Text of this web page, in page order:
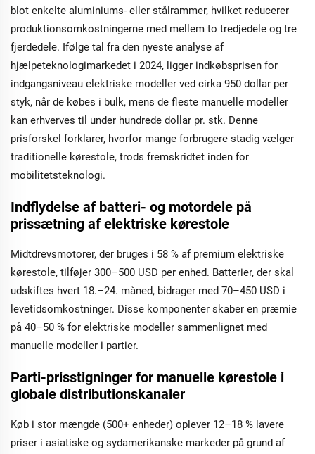
blot enkelte aluminiums- eller stålrammer, hvilket reducerer
produktionsomkostningerne med mellem to tredjedele og tre
fjerdedele. Ifølge tal fra den nyeste analyse af
hjælpeteknologimarkedet i 2024, ligger indkøbsprisen for
indgangsniveau elektriske modeller ved cirka 950 dollar per
styk, når de købes i bulk, mens de fleste manuelle modeller
kan erhverves til under hundrede dollar pr. stk. Denne
prisforskel forklarer, hvorfor mange forbrugere stadig vælger
traditionelle kørestole, trods fremskridtet inden for
mobilitetsteknologi.
Indflydelse af batteri- og motordele på
prissætning af elektriske kørestole
Midtdrevsmotorer, der bruges i 58 % af premium elektriske
kørestole, tilføjer 300–500 USD per enhed. Batterier, der skal
udskiftes hvert 18.–24. måned, bidrager med 70–450 USD i
levetidsomkostninger. Disse komponenter skaber en præmie
på 40–50 % for elektriske modeller sammenlignet med
manuelle modeller i partier.
Parti-prisstigninger for manuelle kørestole i
globale distributionskanaler
Køb i stor mængde (500+ enheder) oplever 12–18 % lavere
priser i asiatiske og sydamerikanske markeder på grund af